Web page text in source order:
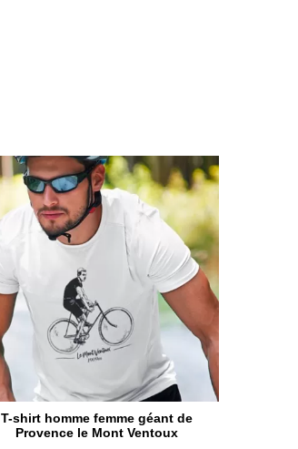
T-shirt homme femme géant de
Provence le Mont Ventoux